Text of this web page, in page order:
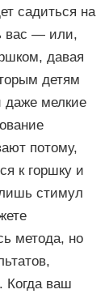
садиться на
вас — или,
давая
детям
даже мелкие
потому,
к горшку и
стимул
метода, но
Когда ваш